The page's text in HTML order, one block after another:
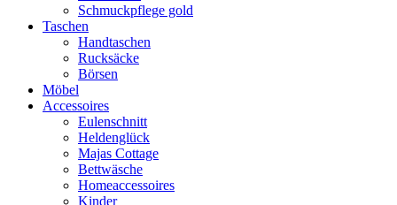
Schmuckpflege gold
Taschen
Handtaschen
Rucksäcke
Börsen
Möbel
Accessoires
Eulenschnitt
Heldenglück
Majas Cottage
Bettwäsche
Homeaccessoires
Kinder